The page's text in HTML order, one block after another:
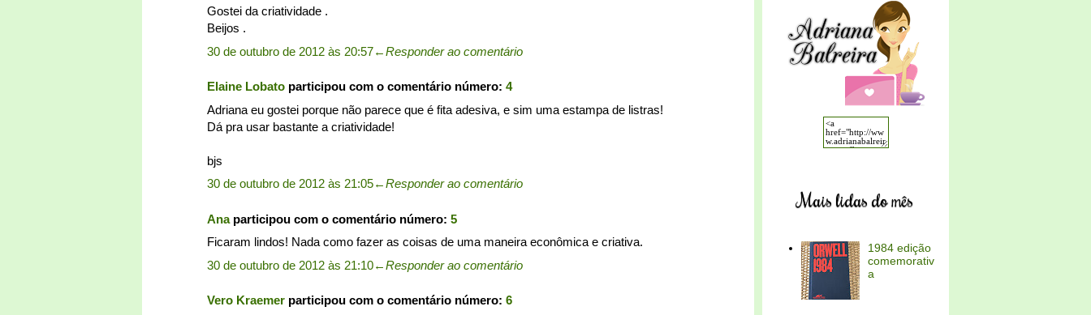
Gostei da criatividade .
Beijos .
30 de outubro de 2012 às 20:57←Responder ao comentário
Elaine Lobato participou com o comentário número: 4
Adriana eu gostei porque não parece que é fita adesiva, e sim uma estampa de listras!
Dá pra usar bastante a criatividade!
bjs
30 de outubro de 2012 às 21:05←Responder ao comentário
Anaparticipou com o comentário número: 5
Ficaram lindos! Nada como fazer as coisas de uma maneira econômica e criativa.
30 de outubro de 2012 às 21:10←Responder ao comentário
Vero Kraemer participou com o comentário número: 6
Mais lidas do mês
1984 edição
comemorativ
a